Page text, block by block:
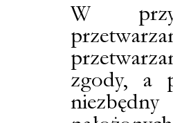
W
zgody, a